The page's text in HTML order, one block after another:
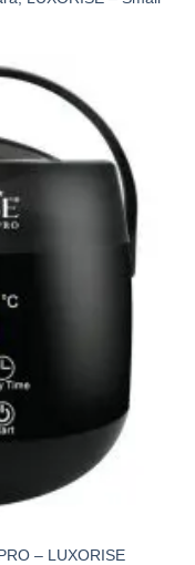
– LUXORISE